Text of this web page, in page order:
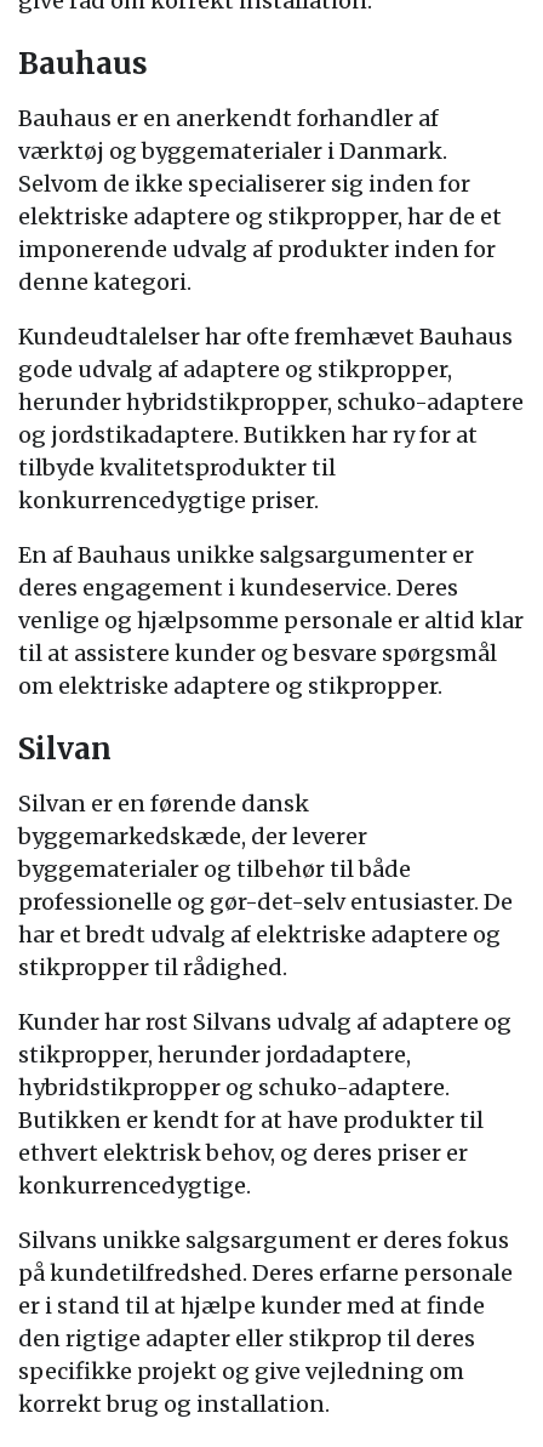
Bauhaus
Bauhaus er en anerkendt forhandler af
værktøj og byggematerialer i Danmark.
Selvom de ikke specialiserer sig inden for
elektriske adaptere og stikpropper, har de et
imponerende udvalg af produkter inden for
denne kategori.
Kundeudtalelser har ofte fremhævet Bauhaus
gode udvalg af adaptere og stikpropper,
herunder hybridstikpropper, schuko-adaptere
og jordstikadaptere. Butikken har ry for at
tilbyde kvalitetsprodukter til
konkurrencedygtige priser.
En af Bauhaus unikke salgsargumenter er
deres engagement i kundeservice. Deres
venlige og hjælpsomme personale er altid klar
til at assistere kunder og besvare spørgsmål
om elektriske adaptere og stikpropper.
Silvan
Silvan er en førende dansk
byggemarkedskæde, der leverer
byggematerialer og tilbehør til både
professionelle og gør-det-selv entusiaster. De
har et bredt udvalg af elektriske adaptere og
stikpropper til rådighed.
Kunder har rost Silvans udvalg af adaptere og
stikpropper, herunder jordadaptere,
hybridstikpropper og schuko-adaptere.
Butikken er kendt for at have produkter til
ethvert elektrisk behov, og deres priser er
konkurrencedygtige.
Silvans unikke salgsargument er deres fokus
på kundetilfredshed. Deres erfarne personale
er i stand til at hjælpe kunder med at finde
den rigtige adapter eller stikprop til deres
specifikke projekt og give vejledning om
korrekt brug og installation.